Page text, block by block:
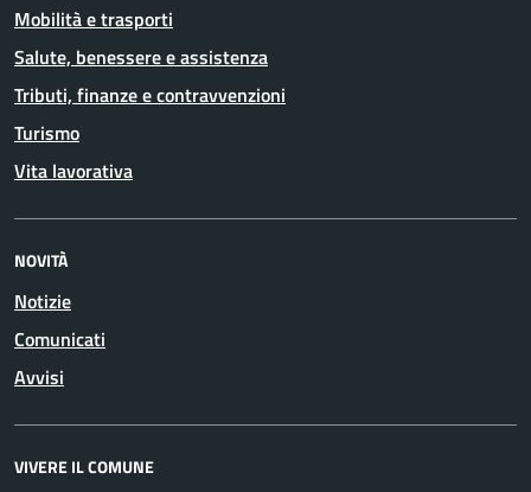
Mobilità e trasporti
Salute, benessere e assistenza
Tributi, finanze e contravvenzioni
Turismo
Vita lavorativa
NOVITÀ
Notizie
Comunicati
Avvisi
VIVERE IL COMUNE